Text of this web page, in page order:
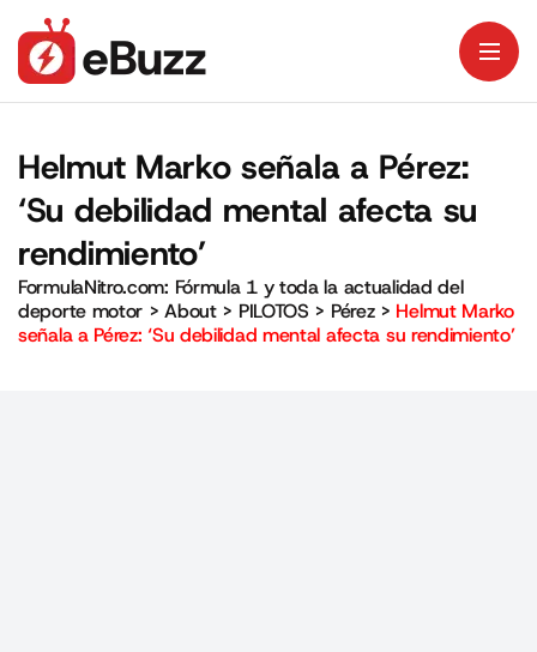
Helmut Marko señala a Pérez:
‘Su debilidad mental afecta su
rendimiento’
FormulaNitro.com: Fórmula 1 y toda la actualidad del
deporte motor >About> PILOTOS > Pérez> Helmut Marko
señala a Pérez: ‘Su debilidad mental afecta su rendimiento’